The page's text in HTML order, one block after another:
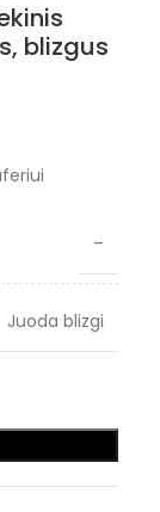
blizgus
–
Juoda blizgi